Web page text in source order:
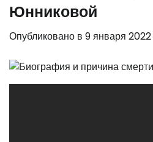
Юнниковой
Опубликовано в 9 января 2022